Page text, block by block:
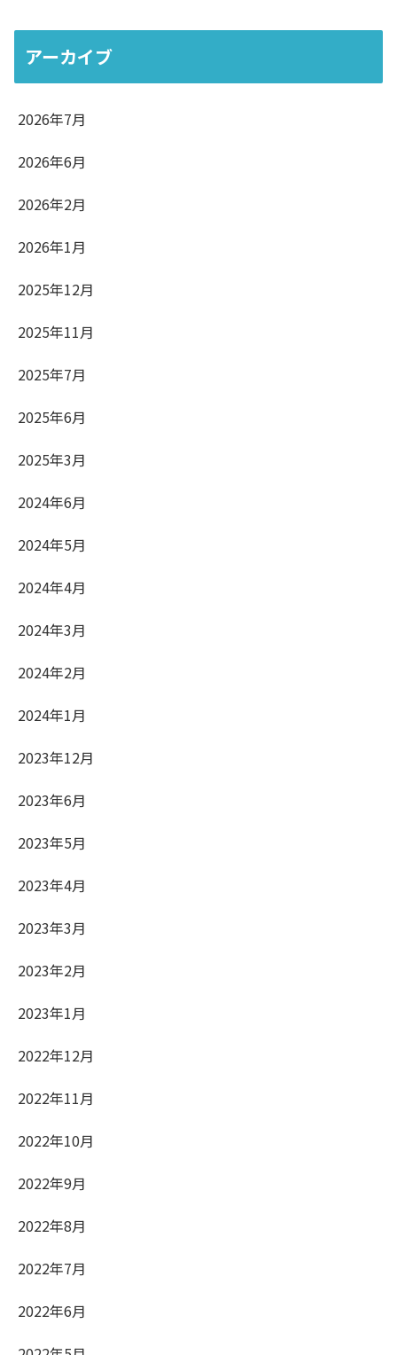
アーカイブ
2026年7月
2026年6月
2026年2月
2026年1月
2025年12月
2025年11月
2025年7月
2025年6月
2025年3月
2024年6月
2024年5月
2024年4月
2024年3月
2024年2月
2024年1月
2023年12月
2023年6月
2023年5月
2023年4月
2023年3月
2023年2月
2023年1月
2022年12月
2022年11月
2022年10月
2022年9月
2022年8月
2022年7月
2022年6月